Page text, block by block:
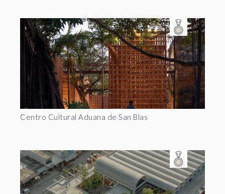
Centro Cultural Aduana de San Blas